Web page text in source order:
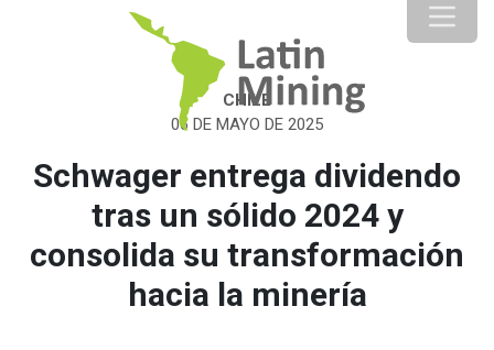
CHILE
06 DE MAYO DE 2025
Schwager entrega dividendo
tras un sólido 2024 y
consolida su transformación
hacia la minería